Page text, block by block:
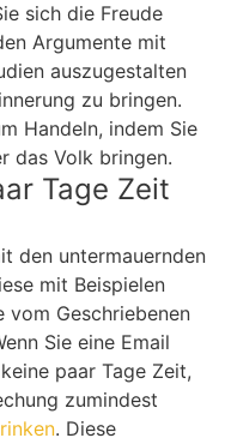
sich die Freude
Argumente mit
auszugestalten
zu bringen.
Handeln, indem Sie
das Volk bringen.
Tage Zeit
den untermauernden
mit Beispielen
vom Geschriebenen
Sie eine Email
paar Tage Zeit,
zumindest
. Diese